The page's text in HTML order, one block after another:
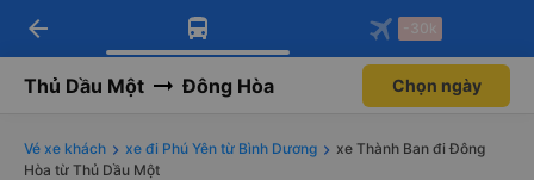
Tải app Vexere ngay!
Nhận ưu đãi thành viên độc
Mở app
Tải app Vexere
-30k/ghế khi đặt vé máy bay qua
Mở app
arrow_back -30k
Thủ Dầu Một Đông Hòa Chọn ngày
Vé xe khách xe đi Phú Yên từ Bình Dương
xe Thành Ban đi Đông
Hòa từ Thủ Dầu Một